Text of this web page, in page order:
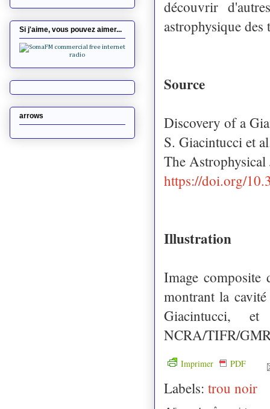
découvrir
astrophysique
Source
Discovery of a
S. Giacintucci et
The
https://doi.org/
Illustration
Image
montrant la
Giacintucci,
NCRA/TIFR/
Imprimer PDF
Labels: trou noir
Si j'aime, vous pouvez aimer...
arrows